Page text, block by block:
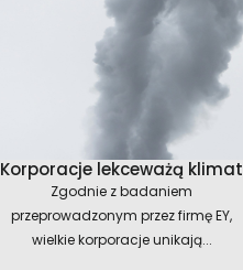
Korporacje lekceważą klimat
Zgodnie z badaniem
przeprowadzonym przez firmę EY,
wielkie korporacje unikają...